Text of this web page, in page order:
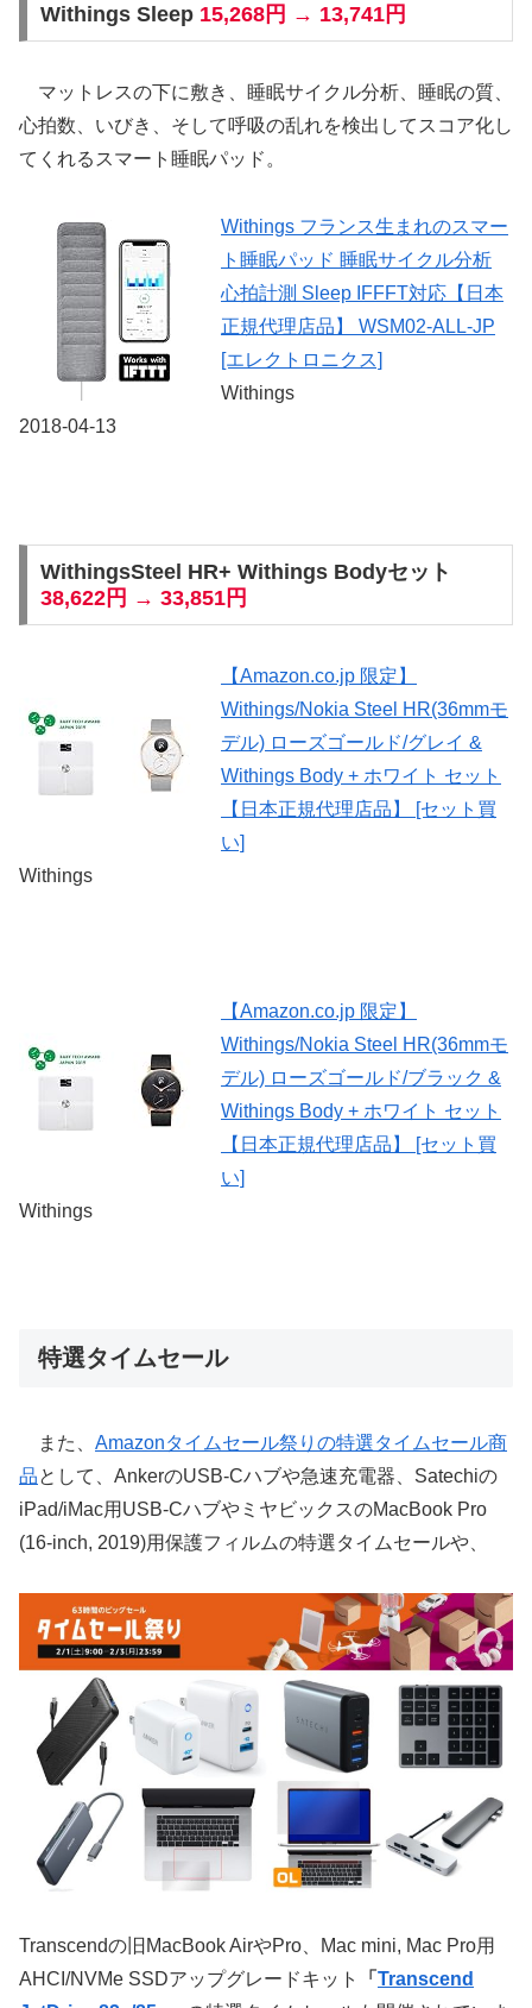
Withings Sleep 15,268円 → 13,741円
マットレスの下に敷き、睡眠サイクル分析、睡眠の質、
心拍数、いびき、そして呼吸の乱れを検出してスコア化し
てくれるスマート睡眠パッド。
Withings フランス生まれのスマー
ト睡眠パッド 睡眠サイクル分析
心拍計測 Sleep IFFFT対応【日本
正規代理店品】 WSM02-ALL-JP
[エレクトロニクス]
Withings
2018-04-13
WithingsSteel HR+ Withings Bodyセット
38,622円 → 33,851円
【Amazon.co.jp 限定】
Withings/Nokia Steel HR(36mmモ
デル) ローズゴールド/グレイ &
Withings Body + ホワイト セット
【日本正規代理店品】 [セット買
い]
Withings
【Amazon.co.jp 限定】
Withings/Nokia Steel HR(36mmモ
デル) ローズゴールド/ブラック &
Withings Body + ホワイト セット
【日本正規代理店品】 [セット買
い]
Withings
特選タイムセール
また、 Amazonタイムセール祭りの特選タイムセール商
品として、AnkerのUSB-Cハブや急速充電器、Satechiの
iPad/iMac用USB-CハブやミヤビックスのMacBook Pro
(16-inch, 2019)用保護フィルムの特選タイムセールや、
Transcendの旧MacBook AirやPro、Mac mini, Mac Pro用
AHCI/NVMe SSDアップグレードキット
「 Transcend